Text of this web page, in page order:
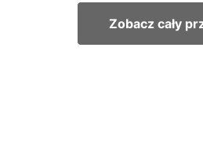
Zobacz cały